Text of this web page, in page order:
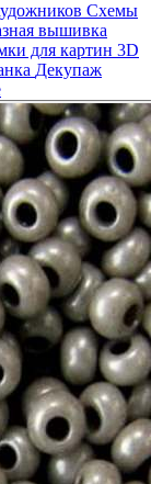
Схемы
вышивка
для картин 3D
Декупаж